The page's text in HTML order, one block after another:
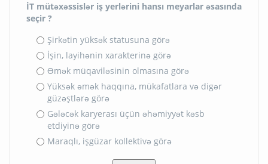
İT mütəxəssislər iş yerlərini hansı meyarlar əsasında
seçir ?
Şirkətin yüksək statusuna görə
İşin, layihənin xarakterinə görə
Əmək müqaviləsinin olmasına görə
Yüksək əmək haqqına, mükafatlara və digər
güzəştlərə görə
Gələcək karyerası üçün əhəmiyyət kəsb
etdiyinə görə
Maraqlı, işgüzar kollektivə görə